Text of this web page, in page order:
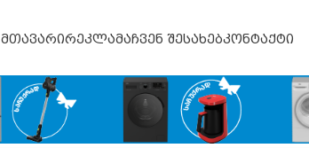
მთავარირეკლამაჩვენ შესახებკონტაქტი